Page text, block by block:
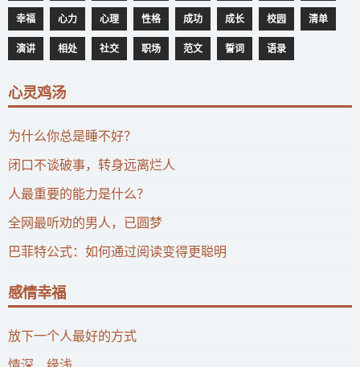
幸福 心力 心理 性格 成功 成长 校园 清单
演讲 相处 社交 职场 范文 誓词 语录
心灵鸡汤
为什么你总是睡不好？
闭口不谈破事，转身远离烂人
人最重要的能力是什么？
全网最听劝的男人，已圆梦
巴菲特公式：如何通过阅读变得更聪明
感情幸福
放下一个人最好的方式